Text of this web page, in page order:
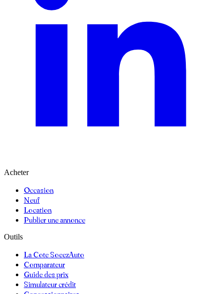
Acheter
Occasion
Neuf
Location
Publier une annonce
Outils
La Cote SoeezAuto
Comparateur
Guide des prix
Simulateur crédit